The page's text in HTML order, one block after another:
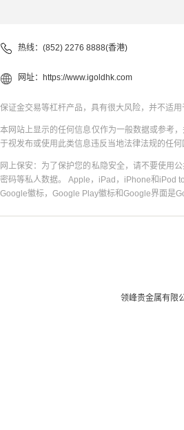
热线：(852) 2276 8888(香港)
网址： https://www.igoldhk.com
保证金交易等杠杆产品，具有很大风险，并不适
本网站上显示的任何信息仅作为一般数据或参考
于视发布或使用此类信息违反当地法律法规的任
网上保安：为了保护您的私隐安全，请不要使用
密码等私人数据。 Apple，iPad，iPhone和iPod
Google徽标，Google Play徽标和Google界面是
领峰贵金属有限